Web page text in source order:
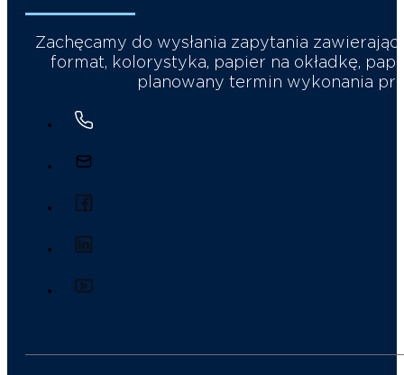
Zachęcamy do wysłania zapytania
format, kolorystyka, papier na okładkę,
planowany termin wykonania